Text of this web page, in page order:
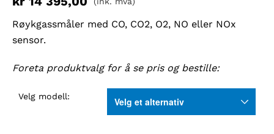
Røykgassmåler med CO, CO2, O2, NO eller NOx
sensor.
Foreta produktvalg for å se pris og bestille:
Velg modell: